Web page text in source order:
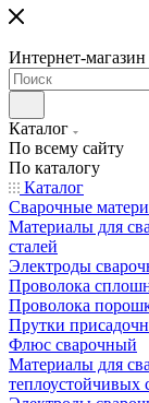
Интернет-магазин
Каталог
По всему сайту
По каталогу
Каталог
Сварочные
Материалы для
сталей
Электроды
Проволока
Проволока
Прутки
Флюс сварочный
Материалы для
теплоустойчивых